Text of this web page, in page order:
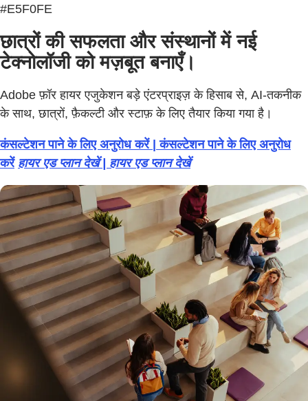
#E5F0FE
छात्रों की सफलता और संस्थानों में नई
टेक्नोलॉजी को मज़बूत बनाएँ।
Adobe फ़ॉर हायर एजुकेशन बड़े एंटरप्राइज़ के हिसाब से, AI-तकनीक
के साथ, छात्रों, फ़ैकल्टी और स्टाफ़ के लिए तैयार किया गया है।
कंसल्टेशन पाने के लिए अनुरोध करें | कंसल्टेशन पाने के लिए अनुरोध
करें हायर एड प्लान देखें | हायर एड प्लान देखें